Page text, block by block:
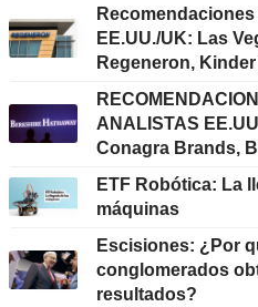
EE.UU./UK: Las
Regeneron,
ANALISTAS
Conagra Brands,
Hathaway, Meta
Unilever....
ETF Robótica: La
máquinas
Escisiones: ¿Por
conglomerados
resultados?